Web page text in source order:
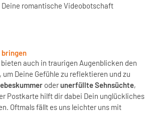
romantische Videobotschaft
bringen
auch in traurigen Augenblicken den
Deine Gefühle zu reflektieren und zu
oderunerfüllte Sehnsüchte,
Postkarte hilft dir dabei Dein unglückliches
Oftmals fällt es uns leichter uns mit